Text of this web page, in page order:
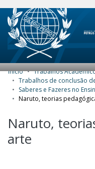
BRAZIL
Simplifique!
Comunica BR
Participe
Acesso à informação
Legislação
COMUNIDADES E
NAVEGAR
ESTATÍSTICAS
SOBRE
Início
Trabalhos
Naruto, teorias
Naruto,
arte